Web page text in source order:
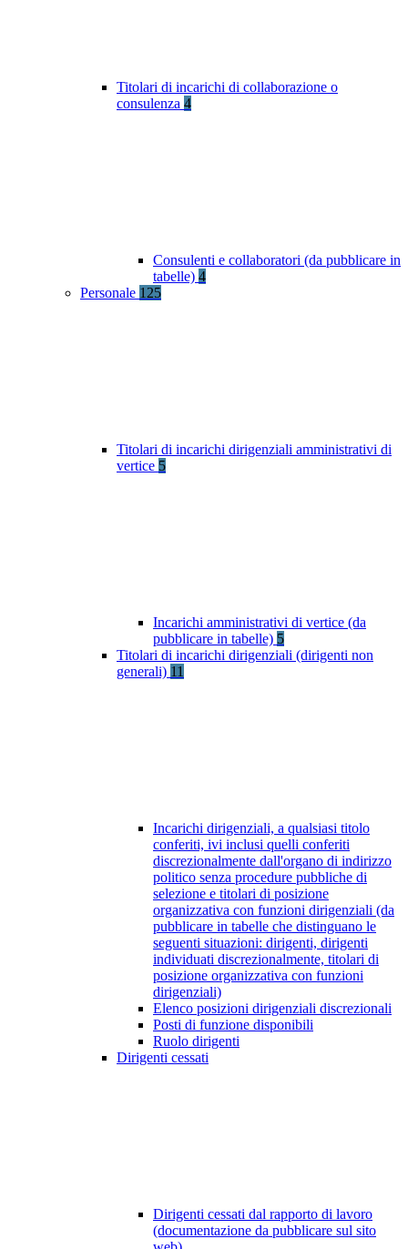
Titolari di incarichi di collaborazione o
consulenza 4
Consulenti e collaboratori (da pubblicare in
tabelle) 4
Personale 125
Titolari di incarichi dirigenziali amministrativi di
vertice 5
Incarichi amministrativi di vertice (da
pubblicare in tabelle) 5
Titolari di incarichi dirigenziali (dirigenti non
generali) 11
Incarichi dirigenziali, a qualsiasi titolo
conferiti, ivi inclusi quelli conferiti
discrezionalmente dall'organo di indirizzo
politico senza procedure pubbliche di
selezione e titolari di posizione
organizzativa con funzioni dirigenziali (da
pubblicare in tabelle che distinguano le
seguenti situazioni: dirigenti, dirigenti
individuati discrezionalmente, titolari di
posizione organizzativa con funzioni
dirigenziali)
Elenco posizioni dirigenziali discrezionali
Posti di funzione disponibili
Ruolo dirigenti
Dirigenti cessati
Dirigenti cessati dal rapporto di lavoro
(documentazione da pubblicare sul sito